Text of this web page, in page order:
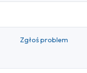
Zgłoś problem